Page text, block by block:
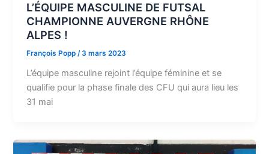
L’ÉQUIPE MASCULINE DE FUTSAL
CHAMPIONNE AUVERGNE RHÔNE
ALPES !
François Popp/3 mars 2023
L’équipe masculine rejoint l’équipe féminine et se
qualifie pour la phase finale des CFU qui aura lieu les
31 mai